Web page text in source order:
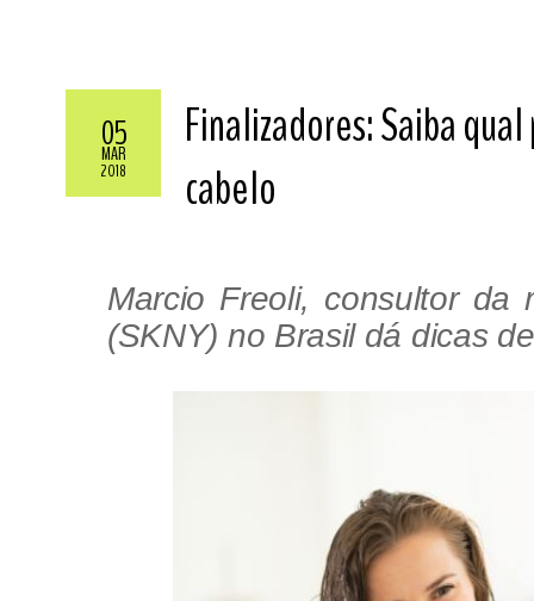
05
MAR
2018
Finalizadores: Saiba
cabelo
Marcio Freoli, consultor da
(SKNY) no Brasil dá dicas